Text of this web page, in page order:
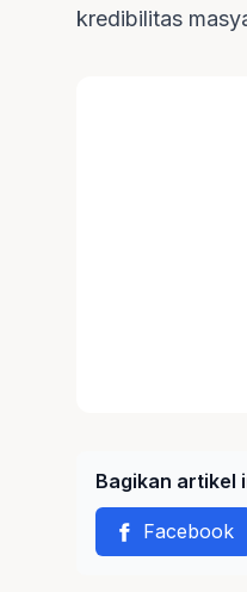
kredibilitas
Bagikan artikel
Facebook